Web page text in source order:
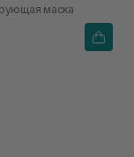
маска